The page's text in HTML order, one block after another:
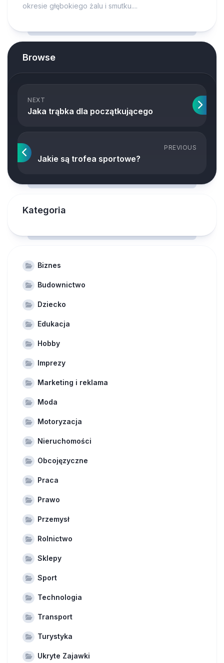
okresie głębokiego żalu i smutku....
Browse
NEXT
Jaka trąbka dla początkującego
PREVIOUS
Jakie są trofea sportowe?
Kategoria
Biznes
Budownictwo
Dziecko
Edukacja
Hobby
Imprezy
Marketing i reklama
Moda
Motoryzacja
Nieruchomości
Obcojęzyczne
Praca
Prawo
Przemysł
Rolnictwo
Sklepy
Sport
Technologia
Transport
Turystyka
Ukryte Zajawki